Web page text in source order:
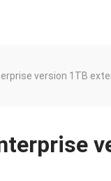
version 1TB